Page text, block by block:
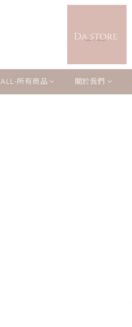
ALL-所有商品 關於我們